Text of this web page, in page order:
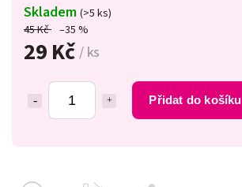
45 Kč –35 %
29 Kč/ ks
Přidat do košíku
Skladem (>5 ks)